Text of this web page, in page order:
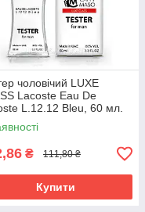
чоловічий LUXE
Lacoste Eau De
L.12.12 Bleu, 60 мл.
₴ 111,80 ₴
Купити